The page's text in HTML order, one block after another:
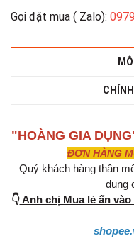
Gọi đặt mua ( Zalo):
"HOÀNG GIA
ĐƠN HÀNG
Quý khách hàng thân
dụng
👇Anh chị Mua lẻ ấn